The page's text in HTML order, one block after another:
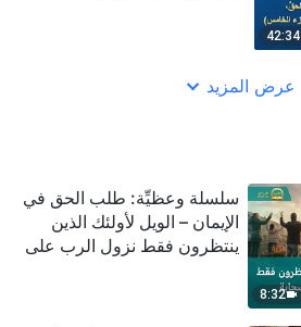
42:34
عرض المزيد
8:32
سلسلة وعظيِّة: طلب الحق في
الإيمان – الويل لأولئك الذين
ينتظرون فقط نزول الرب على